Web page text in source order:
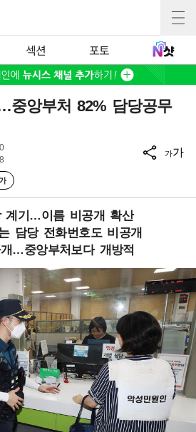
섹션 포토
중앙부처 82% 담당공무
가가
계기…이름 비공개 확산
담당 전화번호도 비공개
…중앙부처보다 개방적